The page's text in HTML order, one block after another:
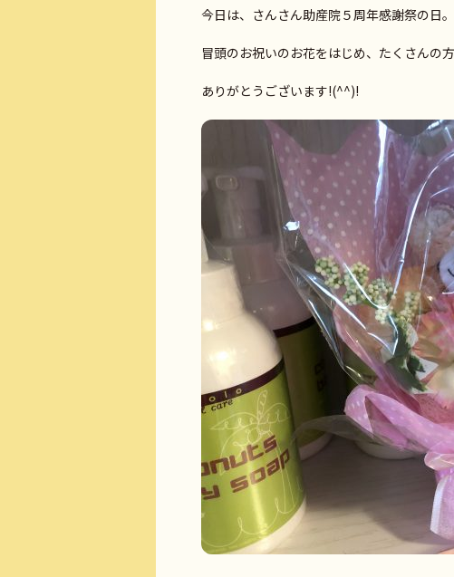
今日は、さんさん助産院５周年感謝祭の日。
冒頭のお祝いのお花をはじめ、たくさんの
ありがとうございます!(^^)!